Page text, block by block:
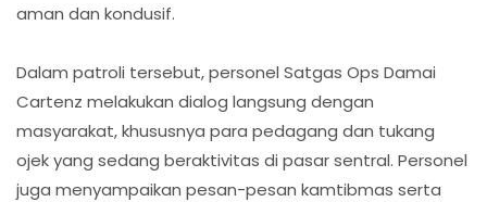
aman dan kondusif.
Dalam patroli tersebut, personel Satgas Ops Damai
Cartenz melakukan dialog langsung dengan
masyarakat, khususnya para pedagang dan tukang
ojek yang sedang beraktivitas di pasar sentral. Personel
juga menyampaikan pesan-pesan kamtibmas serta